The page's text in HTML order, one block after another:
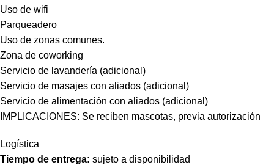
Uso de wifi
Parqueadero
Uso de zonas comunes.
Zona de coworking
Servicio de lavandería (adicional)
Servicio de masajes con aliados (adicional)
Servicio de alimentación con aliados (adicional)
IMPLICACIONES: Se reciben mascotas, previa autorización
Logística
Tiempo de entrega: sujeto a disponibilidad